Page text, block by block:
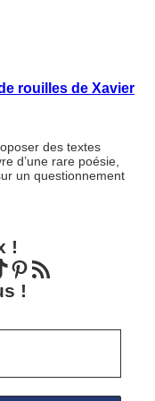
rouilles de Xavier
des textes
d’une rare poésie,
un questionnement
!
Pinterest Flux RSS
!